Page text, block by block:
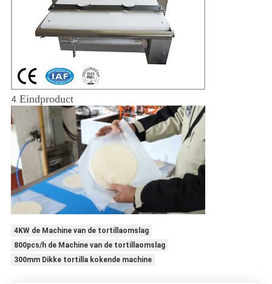
4. Eindproduct
4KW de Machine van de tortillaomslag
800pcs/h de Machine van de tortillaomslag
300mm Dikke tortilla kokende machine